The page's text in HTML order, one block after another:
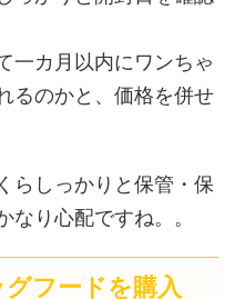
一カ月以内にワンちゃ
るのかと、価格を併せ
らしっかりと保管・保
り心配ですね。。
フードを購入